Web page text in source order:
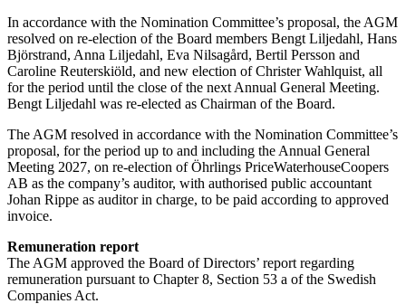
In accordance with the Nomination Committee’s proposal, the AGM
resolved on re-election of the Board members Bengt Liljedahl, Hans
Björstrand, Anna Liljedahl, Eva Nilsagård, Bertil Persson and
Caroline Reuterskiöld, and new election of Christer Wahlquist, all
for the period until the close of the next Annual General Meeting.
Bengt Liljedahl was re-elected as Chairman of the Board.
The AGM resolved in accordance with the Nomination Committee’s
proposal, for the period up to and including the Annual General
Meeting 2027, on re-election of Öhrlings PriceWaterhouseCoopers
AB as the company’s auditor, with authorised public accountant
Johan Rippe as auditor in charge, to be paid according to approved
invoice.
Remuneration report
The AGM approved the Board of Directors’ report regarding
remuneration pursuant to Chapter 8, Section 53 a of the Swedish
Companies Act.